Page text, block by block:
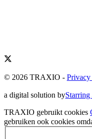
© 2026 TRAXIO -
a digital solution byStarring
TRAXIO gebruikt cookies
gebruiken ook cookies